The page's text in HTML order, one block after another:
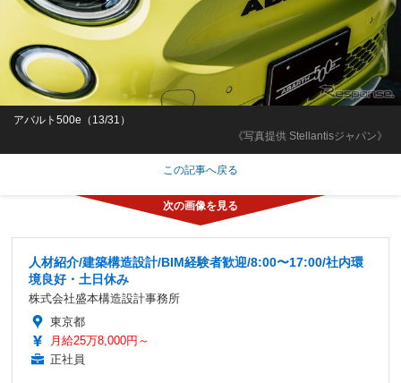
《写真提供 Stellantisジャパン》
アバルト500e（13/31）
この記事へ戻る
人材紹介/建築構造設計/BIM経験者歓迎/8:00〜17:00/社内環
境良好・土日休み
株式会社盛本構造設計事務所
東京都
月給25万8,000円～
正社員